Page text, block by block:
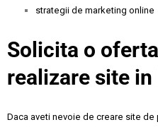
strategii de marketing online
Solicita o
realizare site in
Daca aveti nevoie de creare site